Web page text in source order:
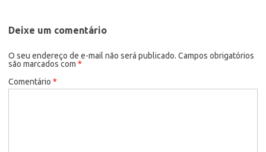
Deixe um comentário
O seu endereço de e-mail não será publicado. Campos obrigatórios
são marcados com *
Comentário *